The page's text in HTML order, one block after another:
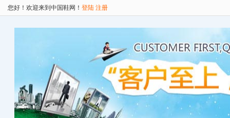
您好！欢迎来到中国鞋网！ 登陆 注册